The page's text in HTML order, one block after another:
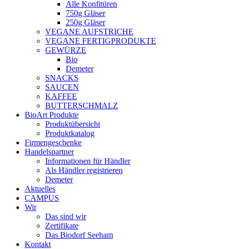
Alle Konfitüren
750g Gläser
250g Gläser
VEGANE AUFSTRICHE
VEGANE FERTIGPRODUKTE
GEWÜRZE
Bio
Demeter
SNACKS
SAUCEN
KAFFEE
BUTTERSCHMALZ
BioArt Produkte
Produktübersicht
Produktkatalog
Firmengeschenke
Handelspartner
Informationen für Händler
Als Händler registrieren
Demeter
Aktuelles
CAMPUS
Wir
Das sind wir
Zertifikate
Das Biodorf Seeham
Kontakt